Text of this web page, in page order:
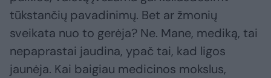
tūkstančių pavadinimų. Bet ar žmonių
sveikata nuo to gerėja? Ne. Mane, mediką, tai
nepaprastai jaudina, ypač tai, kad ligos
jaunėja. Kai baigiau medicinos mokslus,